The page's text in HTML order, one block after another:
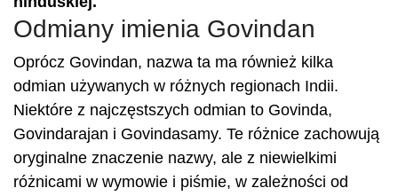
Odmiany imienia Govindan
Oprócz Govindan, nazwa ta ma również kilka
odmian używanych w różnych regionach Indii.
Niektóre z najczęstszych odmian to Govinda,
Govindarajan i Govindasamy. Te różnice zachowują
oryginalne znaczenie nazwy, ale z niewielkimi
różnicami w wymowie i piśmie, w zależności od